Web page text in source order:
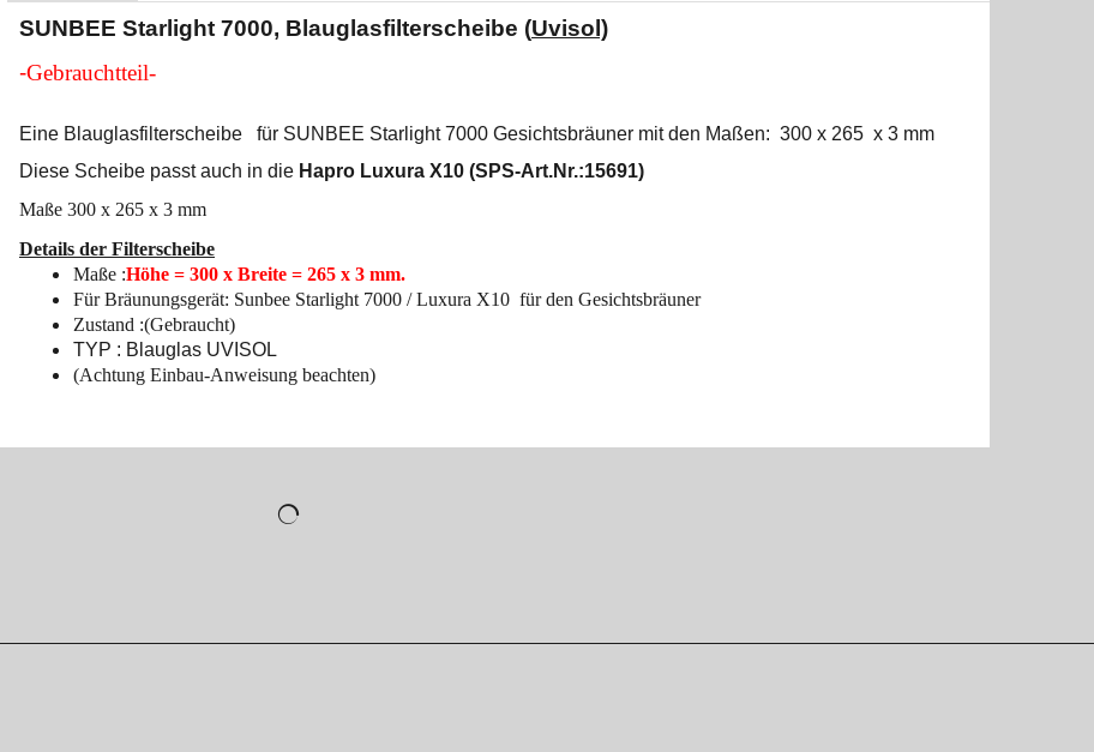
SUNBEE Starlight 7000, Blauglasfilterscheibe (Uvisol)
-Gebrauchtteil-
Eine Blauglasfilterscheibe für SUNBEE Starlight 7000 Gesichtsbräuner mit den Maßen: 300 x 265 x 3 mm
Diese Scheibe passt auch in die Hapro Luxura X10 (SPS-Art.Nr.:15691)
Maße 300 x 265 x 3 mm
Details der Filterscheibe
Maße :Höhe = 300 x Breite = 265 x 3 mm.
Für Bräunungsgerät: Sunbee Starlight 7000 / Luxura X10 für den Gesichtsbräuner
Zustand :(Gebraucht)
TYP : Blauglas UVISOL
(Achtung Einbau-Anweisung beachten)